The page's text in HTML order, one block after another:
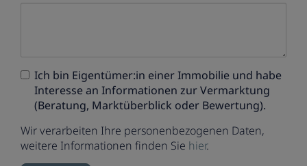
Ich bin Eigentümer:in einer Immobilie und habe
Interesse an Informationen zur Vermarktung
(Beratung, Marktüberblick oder Bewertung).
Wir verarbeiten Ihre personenbezogenen Daten,
weitere Informationen finden Sie hier.